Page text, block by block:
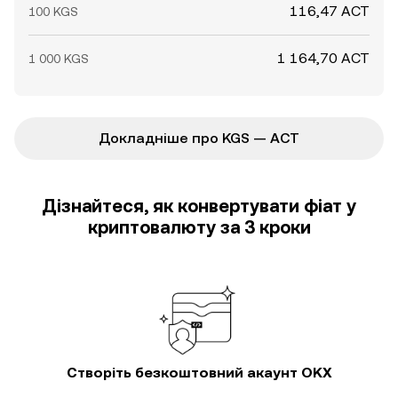
100 KGS 116,47 ACT
1 000 KGS 1 164,70 ACT
Докладніше про KGS — ACT
Дізнайтеся, як конвертувати фіат у
криптовалюту за 3 кроки
Створіть безкоштовний акаунт OKX